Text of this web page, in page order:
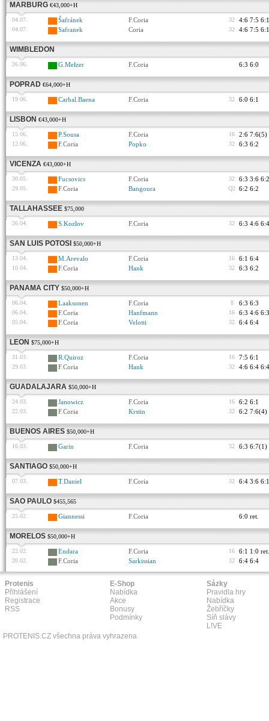
MARBURG €43,000+H
04.07. Šafránek F.Coria 32 4:6 7:5 6:1
04.07. Safranek Coria 32 4:6 7:5 6:1
WIMBLEDON
26.06. G.Melzer F.Coria 6:3 6:0
POPRAD €64,000+H
19.06. Carbal.Baena F.Coria 32 6:0 6:1
LISBON €43,000+H
15.06. P.Sousa F.Coria 16 2:6 7:6(5)
12.06. F.Coria Popko 32 6:3 6:2
VICENZA €43,000+H
30.05. Fucsovics F.Coria 32 6:3 3:6 6:2
29.05. F.Coria Bangoura Q2 6:2 6:2
TALLAHASSEE $75,000
26.04. S.Kozlov F.Coria 32 6:3 4:6 6:4
SAN LUIS POTOSI $50,000+H
13.04. M.Arevalo F.Coria 16 6:1 6:4
10.04. F.Coria Hank 32 6:3 6:2
PANAMA CITY $50,000+H
06.04. Laaksonen F.Coria 8 6:3 6:3
06.04. F.Coria Hanfmann 16 6:3 4:6 6:3
05.04. F.Coria Velotti 32 6:4 6:4
LEON $75,000+H
31.03. R.Quiroz F.Coria 16 7:5 6:1
29.03. F.Coria Hank 32 4:6 6:4 6:4
GUADALAJARA $50,000+H
24.03. Janowicz F.Coria 16 6:2 6:1
22.03. F.Coria Krstin 32 6:2 7:6(4)
BUENOS AIRES $50,000+H
16.03. Garin F.Coria 32 6:3 6:7(1)
SANTIAGO $50,000+H
07.03. T.Daniel F.Coria 32 6:4 3:6 6:1
SAO PAULO $455,565
25.02. Giannessi F.Coria 6:0 ret.
MORELOS $50,000+H
22.02. Endara F.Coria 16 6:1 1:0 ret.
20.02. F.Coria Sarkissian 32 6:4 6:4
Protenis
Přihlášení
Registrace
RSS
E-Shop
Nabídka
Akce
Bonusy
Podmínky
Sázky
Pravidla hry
Nabídka
Žebříčky
Síň slávy
L!VE
PROTENIS.CZ všechna práva vyhrazena